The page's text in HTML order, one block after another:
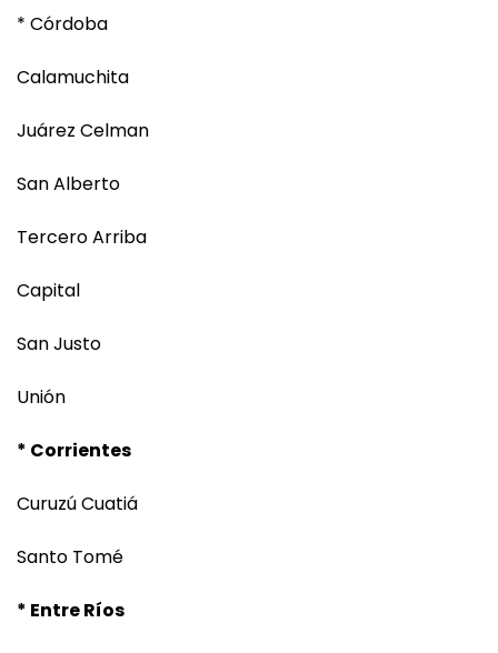
* Córdoba
Calamuchita
Juárez Celman
San Alberto
Tercero Arriba
Capital
San Justo
Unión
* Corrientes
Curuzú Cuatiá
Santo Tomé
* Entre Ríos